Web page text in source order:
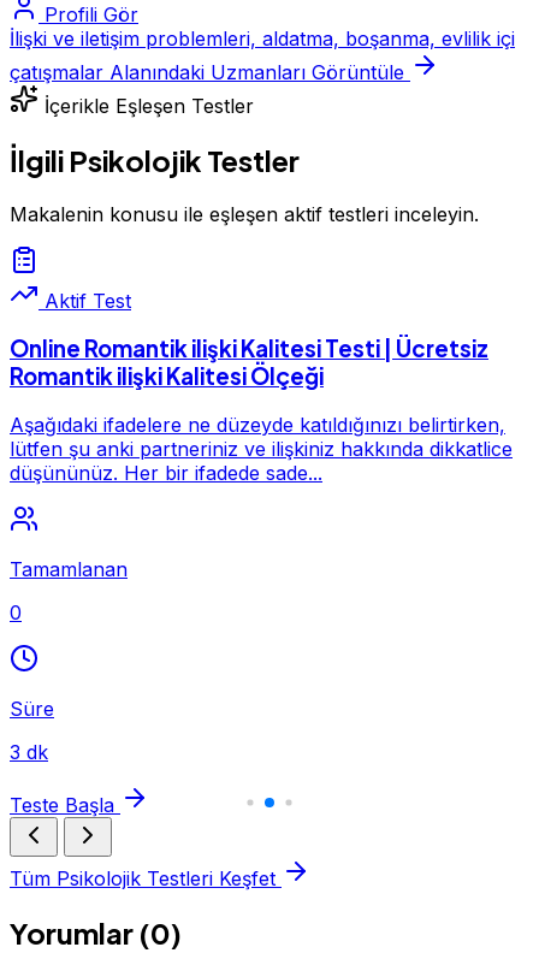
Profili Gör
İlişki ve iletişim problemleri, aldatma, boşanma, evlilik içi
çatışmalar Alanındaki Uzmanları Görüntüle
İçerikle Eşleşen Testler
İlgili Psikolojik Testler
Makalenin konusu ile eşleşen aktif testleri inceleyin.
Aktif Test
Online Romantik ilişki Kalitesi Testi | Ücretsiz
Romantik ilişki Kalitesi Ölçeği
Aşağıdaki ifadelere ne düzeyde katıldığınızı belirtirken,
lütfen şu anki partneriniz ve ilişkiniz hakkında dikkatlice
düşününüz. Her bir ifadede sade...
Tamamlanan
0
Süre
3 dk
Teste Başla
Tüm Psikolojik Testleri Keşfet
Yorumlar (0)